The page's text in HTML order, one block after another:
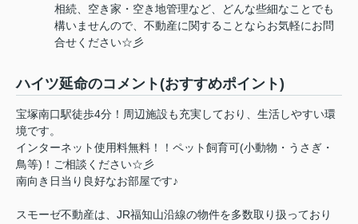
相続、空き家・空き地管理など、どんな些細なことでも
構いませんので、不動産に関することならお気軽にお問
合せください☆彡
ハイツ延命のコメント(おすすめポイント)
宝塚南口駅徒歩4分！周辺施設も充実しており、生活しやすい環
境です。
インターネット使用料無料！！ペット飼育可(小動物・うさぎ・
鳥等)！ご相談ください☆彡
南向き日当り良好なお部屋です♪
スモーゼ不動産は、JR福知山沿線の物件を多数取り扱っており